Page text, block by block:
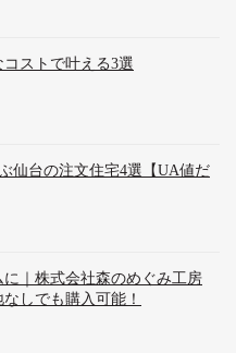
ストで叶える3選
仙台の注文住宅4選【UA値だ
｜株式会社森のめぐみ工房
しでも購入可能！